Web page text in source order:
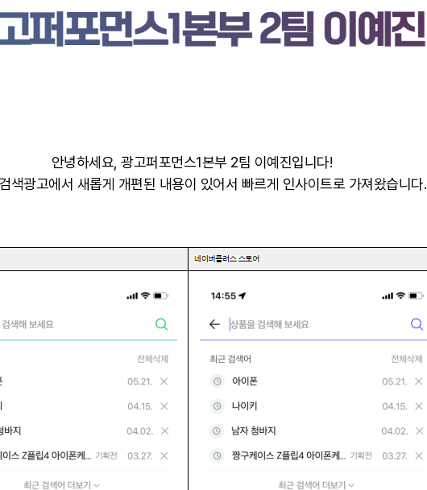
안녕하세요, 광고퍼포먼스1본부 2팀 이예진입니다!
색광고에서 새롭게 개편된 내용이 있어서 빠르게 인사이트로 가져왔습니다.